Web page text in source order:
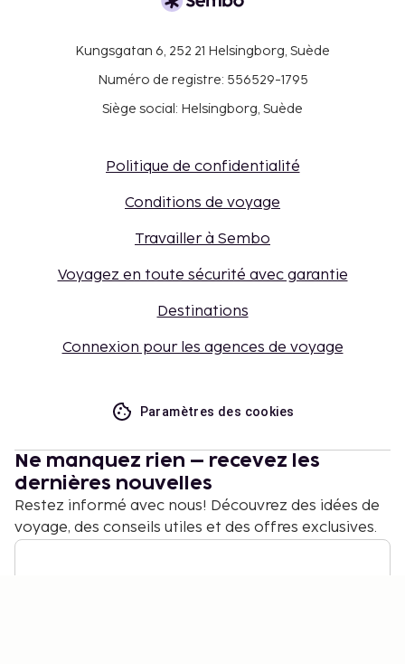
Kungsgatan 6, 252 21 Helsingborg, Suède
Numéro de registre: 556529-1795
Siège social: Helsingborg, Suède
Politique de confidentialité
Conditions de voyage
Travailler à Sembo
Voyagez en toute sécurité avec garantie
Destinations
Connexion pour les agences de voyage
Paramètres des cookies
Ne manquez rien – recevez les
dernières nouvelles
Restez informé avec nous! Découvrez des idées de
voyage, des conseils utiles et des offres exclusives.